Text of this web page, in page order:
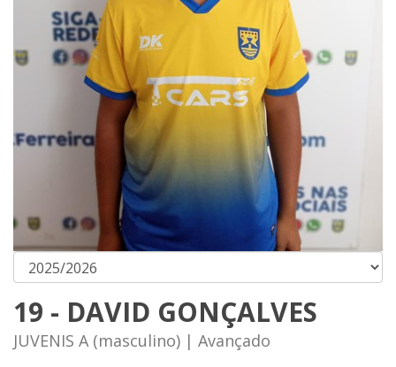
19 - DAVID GONÇALVES
JUVENIS A (masculino) | Avançado